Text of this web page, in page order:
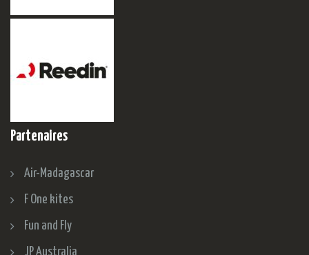
Partenaires
Air-Madagascar
F One kites
Fun and Fly
JP Australia